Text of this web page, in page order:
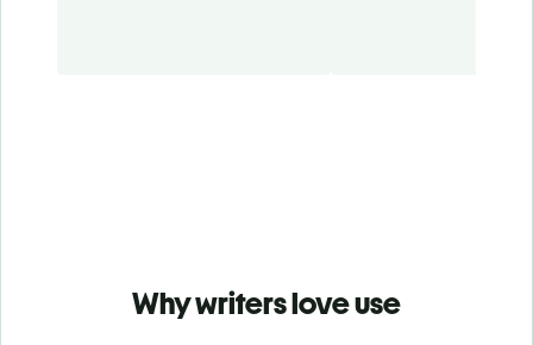
Why writers love use